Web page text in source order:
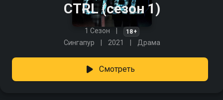
CTRL (сезон 1)
1 Сезон 18+
Сингапур 2021 Драма
Смотреть